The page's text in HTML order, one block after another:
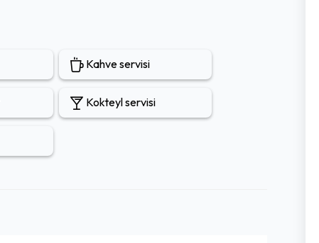
Kahve servisi
Kokteyl servisi